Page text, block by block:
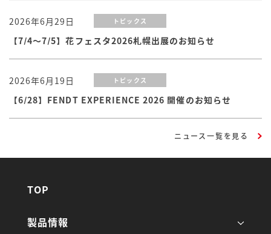
2026年6月29日 トピックス
【7/4～7/5】花フェスタ2026札幌出展のお知らせ
2026年6月19日 トピックス
【6/28】FENDT EXPERIENCE 2026 開催のお知らせ
ニュース一覧を見る
TOP
製品情報